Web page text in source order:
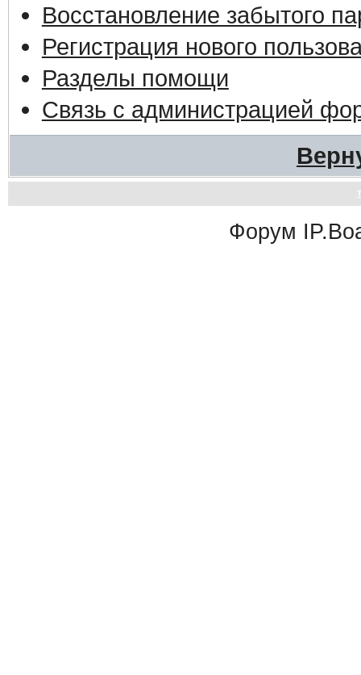
Восстановление забытого
Регистрация нового
Разделы помощи
Связь с администрацией
Форум